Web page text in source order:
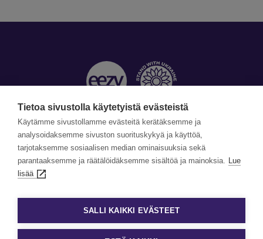
Yhteystiedot »
©Copyright Eezy 2026
Tietosuojaselosteet
Evästekäytäntö
Evästeasetukset
Tietoa sivustolla käytetyistä evästeistä
Käytämme sivustollamme evästeitä kerätäksemme ja
analysoidaksemme sivuston suorituskykyä ja käyttöä,
tarjotaksemme sosiaalisen median ominaisuuksia sekä
parantaaksemme ja räätälöidäksemme sisältöä ja mainoksia. Lue
lisää
SALLI KAIKKI EVÄSTEET